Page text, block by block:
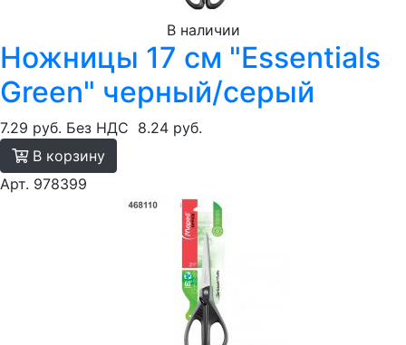
В наличии
Ножницы 17 см "Essentials
Green" черный/серый
7.29 руб. Без НДС 8.24 руб.
В корзину
Арт. 978399